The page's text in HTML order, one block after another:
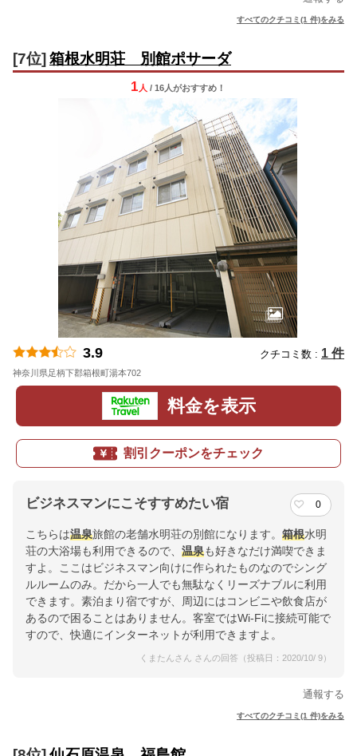
すべてのクチコミ(1 件)をみる
[7位] 箱根水明荘 別館ポサーダ
1 人 / 16人がおすすめ！
3.9 クチコミ数 : 1 件
神奈川県足柄下郡箱根町湯本702
料金を表示
割引クーポンをチェック
ビジネスマンにこそすすめたい宿 0
こちらは温泉旅館の老舗水明荘の別館になります。 箱根水明
荘の大浴場も利用できるので、 温泉も好きなだけ満喫できま
すよ。ここはビジネスマン向けに作られたものなのでシング
ルルームのみ。だから一人でも無駄なくリーズナブルに利用
できます。素泊まり宿ですが、周辺にはコンビニや飲食店が
あるので困ることはありません。客室ではWi-Fiに接続可能で
すので、快適にインターネットが利用できますよ。
くまたんさん さんの回答（投稿日：2020/10/ 9）
通報する
すべてのクチコミ(1 件)をみる